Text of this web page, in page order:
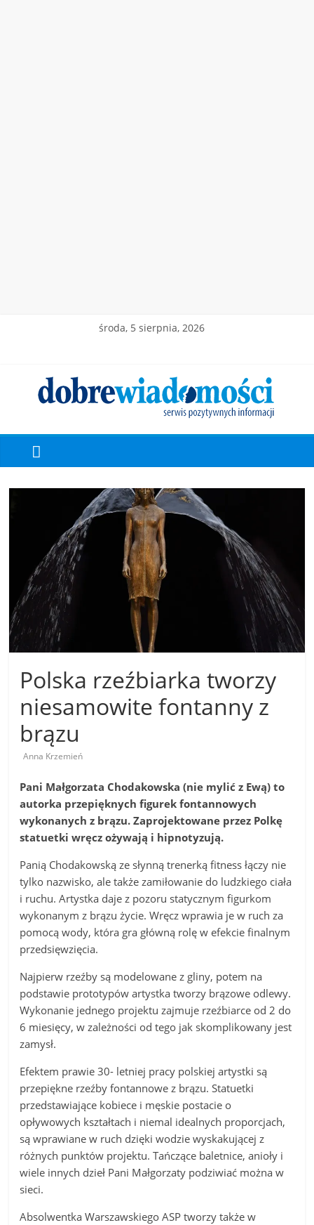
środa, 5 sierpnia, 2026
Polska rzeźbiarka tworzy
niesamowite fontanny z
brązu
Anna Krzemień
Pani Małgorzata Chodakowska (nie mylić z Ewą) to
autorka przepięknych figurek fontannowych
wykonanych z brązu. Zaprojektowane przez Polkę
statuetki wręcz ożywają i hipnotyzują.
Panią Chodakowską ze słynną trenerką fitness łączy nie
tylko nazwisko, ale także zamiłowanie do ludzkiego ciała
i ruchu. Artystka daje z pozoru statycznym figurkom
wykonanym z brązu życie. Wręcz wprawia je w ruch za
pomocą wody, która gra główną rolę w efekcie finalnym
przedsięwzięcia.
Najpierw rzeźby są modelowane z gliny, potem na
podstawie prototypów artystka tworzy brązowe odlewy.
Wykonanie jednego projektu zajmuje rzeźbiarce od 2 do
6 miesięcy, w zależności od tego jak skomplikowany jest
zamysł.
Efektem prawie 30- letniej pracy polskiej artystki są
przepiękne rzeźby fontannowe z brązu. Statuetki
przedstawiające kobiece i męskie postacie o
opływowych kształtach i niemal idealnych proporcjach,
są wprawiane w ruch dzięki wodzie wyskakującej z
różnych punktów projektu. Tańczące baletnice, anioły i
wiele innych dzieł Pani Małgorzaty podziwiać można w
sieci.
Absolwentka Warszawskiego ASP tworzy także w